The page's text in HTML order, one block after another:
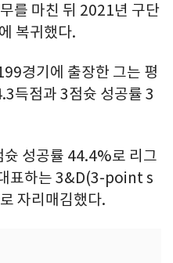
를 마친 뒤 2021년 구단
복귀했다.
경기에 출장한 그는 평
득점과 3점슛 성공률 3
성공률 44.4%로 리그
표하는 3&D(3-point s
자리매김했다.